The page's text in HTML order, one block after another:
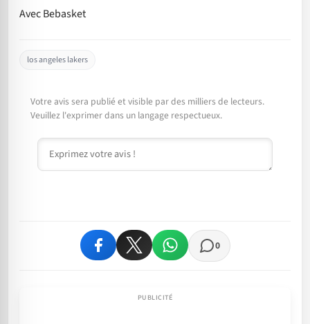
Avec Bebasket
los angeles lakers
Votre avis sera publié et visible par des milliers de lecteurs.
Veuillez l'exprimer dans un langage respectueux.
Commentaire
0